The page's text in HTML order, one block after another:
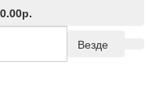
0.00р.
Везде